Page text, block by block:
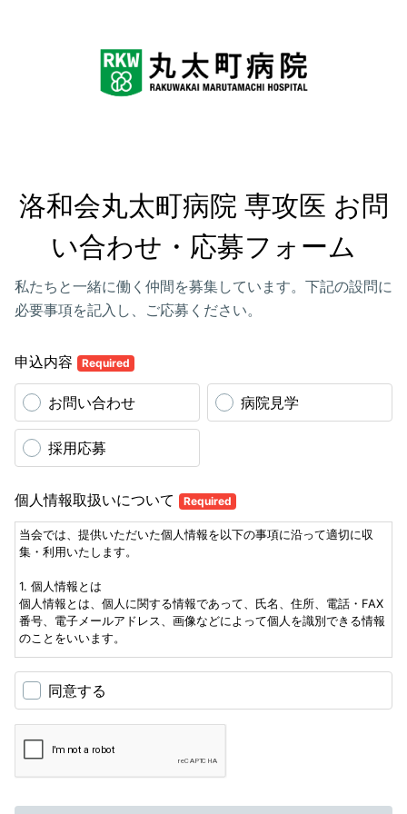
洛和会丸太町病院 専攻医 お問
い合わせ・応募フォーム
私たちと一緒に働く仲間を募集しています。下記の設問に
必要事項を記入し、ご応募ください。
申込内容 Required
お問い合わせ 病院見学
採用応募
個人情報取扱いについて Required
当会では、提供いただいた個人情報を以下の事項に沿って適切に収
集・利用いたします。
1. 個人情報とは
個人情報とは、個人に関する情報であって、氏名、住所、電話・FAX
番号、電子メールアドレス、画像などによって個人を識別できる情報
のことをいいます。
2.収集する個人情報について
当会への問い合わせなどに際し、氏名、住所、電話・FAX番号、電子
メールアドレスなどの情報の提供をお願いしております。情報の提供
は任意ではありますが、それらの情報のなかで、記入漏れや不備があ
った場合には、十分な回答ができないこともありますので、ご了承く
ださい。後日ご応募の際に提出いただく応募書類なども含め、収集し
た個人情報は、弊社にて責任をもって適切に管理させていただきま
同意する